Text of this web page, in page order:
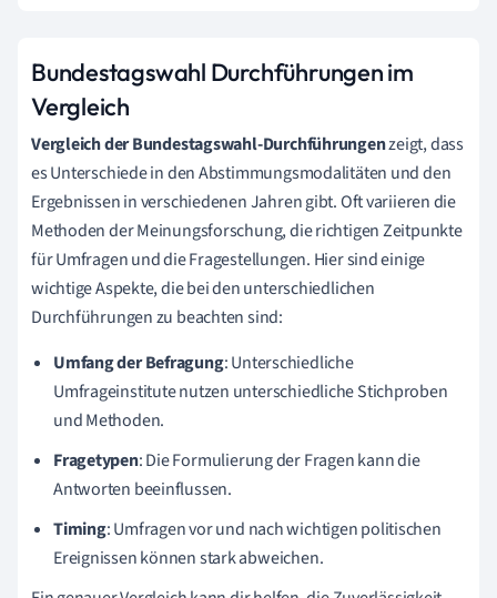
Bundestagswahl Durchführungen im
Vergleich
Vergleich der Bundestagswahl-Durchführungenzeigt, dass
es Unterschiede in den Abstimmungsmodalitäten und den
Ergebnissen in verschiedenen Jahren gibt. Oft variieren die
Methoden der Meinungsforschung, die richtigen Zeitpunkte
für Umfragen und die Fragestellungen. Hier sind einige
wichtige Aspekte, die bei den unterschiedlichen
Durchführungen zu beachten sind:
Umfang der Befragung: Unterschiedliche
Umfrageinstitute nutzen unterschiedliche Stichproben
und Methoden.
Fragetypen: Die Formulierung der Fragen kann die
Antworten beeinflussen.
Timing: Umfragen vor und nach wichtigen politischen
Ereignissen können stark abweichen.